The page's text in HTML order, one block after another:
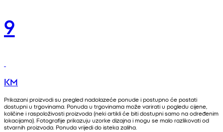
9
KM
Prikazani proizvodi su pregled nadolazeće ponude i postupno će postati
dostupni u trgovinama. Ponuda u trgovinama može varirati u pogledu cijene,
količine i raspoloživosti proizvoda (neki artikli će biti dostupni samo na određenim
lokacijama). Fotografije prikazuju uzorke dizajna i mogu se malo razlikovati od
stvarnih proizvoda. Ponuda vrijedi do isteka zaliha.